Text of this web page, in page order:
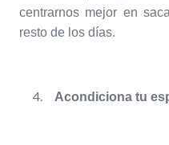
centrarnos mejor en
resto de los días.
Acondiciona tu